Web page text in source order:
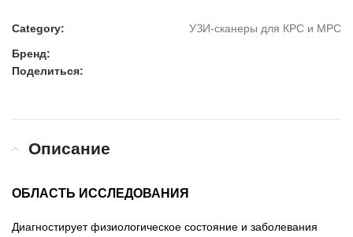
Category: УЗИ-сканеры для КРС и МРС
Бренд:
Поделиться:
Описание
ОБЛАСТЬ ИССЛЕДОВАНИЯ
Диагностирует физиологическое состояние и заболевания